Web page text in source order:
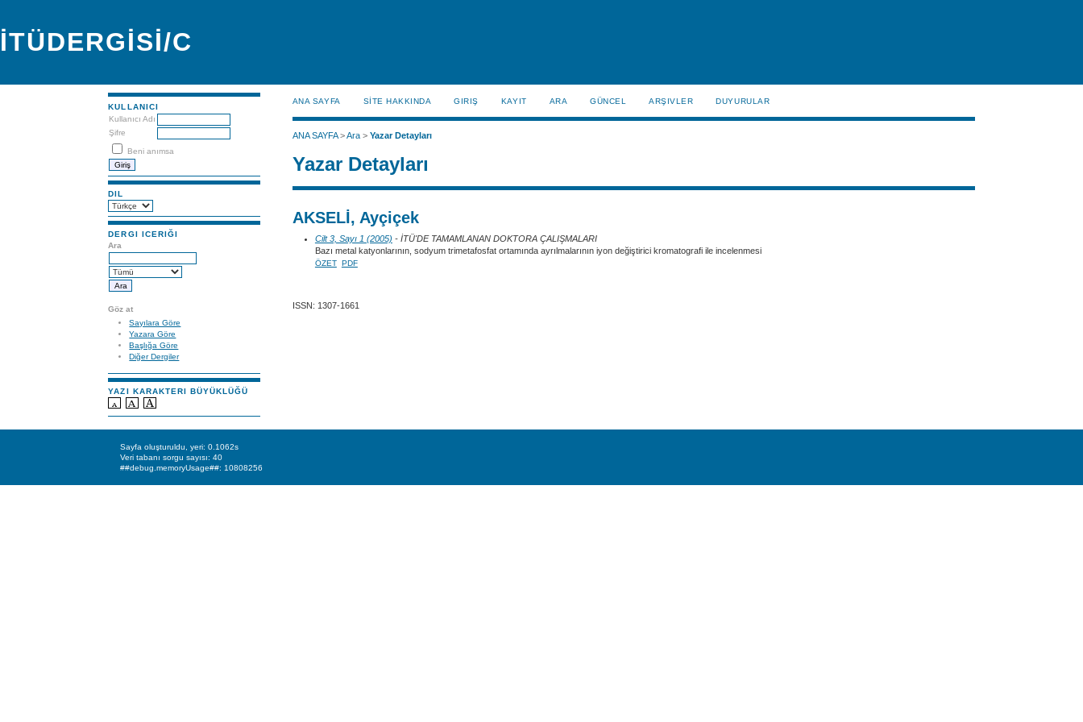
İTÜDERGİSİ/C
KULLANICI
Kullanıcı Adı
Şifre
Beni anımsa
DIL
DERGI ICERIĞI
Ara
Göz at
Sayılara Göre
Yazara Göre
Başlığa Göre
Diğer Dergiler
YAZI KARAKTERI BÜYÜKLÜĞÜ
ANA SAYFA SİTE HAKKINDA GIRIŞ KAYIT ARA GÜNCEL ARŞIVLER DUYURULAR
ANA SAYFA>Ara> Yazar Detayları
Yazar Detayları
AKSELİ, Ayçiçek
Cilt 3, Sayı 1 (2005) - İTÜ'DE TAMAMLANAN DOKTORA ÇALIŞMALARI
Bazı metal katyonlarının, sodyum trimetafosfat ortamında ayrılmalarının iyon değiştirici kromatografi ile incelenmesi
ÖZET PDF
ISSN: 1307-1661
Sayfa oluşturuldu, yeri: 0.1062s
Veri tabanı sorgu sayısı: 40
##debug.memoryUsage##: 10808256